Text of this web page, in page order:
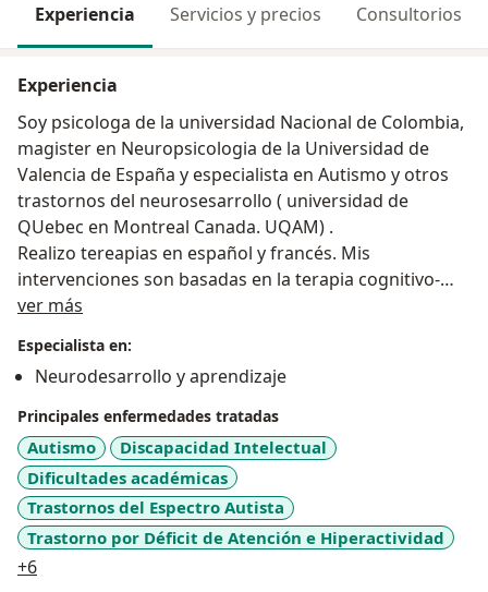
Experiencia Servicios y precios Consultorios
Experiencia
Soy psicologa de la universidad Nacional de Colombia,
magister en Neuropsicologia de la Universidad de
Valencia de España y especialista en Autismo y otros
trastornos del neurosesarrollo ( universidad de
QUebec en Montreal Canada. UQAM) .
Realizo tereapias en español y francés. Mis
intervenciones son basadas en la terapia cognitivo-
conductual (TCC) muy eficaz en personas con
entre otros..
También realizo intervenciones especializadas para
personas dentro del espectro autista, TDAH y otros
trastornos del neurodesarrollo.
Cuento con más de 10 años de experiencia, reforzada
por mis diversos estudios en Francia, Canadá, España
y Colombia.
ver más
Especialista en:
Neurodesarrollo y aprendizaje
Principales enfermedades tratadas
Autismo
Discapacidad Intelectual
Dificultades académicas
Trastornos del Espectro Autista
Trastorno por Déficit de Atención e Hiperactividad
+6a11y_sr_more_diseases